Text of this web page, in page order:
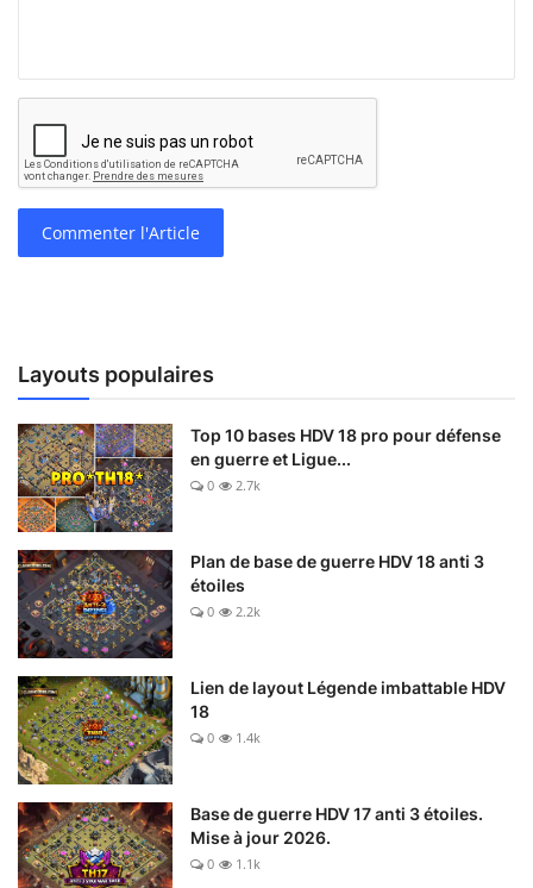
Commenter l'Article
Layouts populaires
Top 10 bases HDV 18 pro pour défense
en guerre et Ligue...
0 2.7k
Plan de base de guerre HDV 18 anti 3
étoiles
0 2.2k
Lien de layout Légende imbattable HDV
18
0 1.4k
Base de guerre HDV 17 anti 3 étoiles.
Mise à jour 2026.
0 1.1k